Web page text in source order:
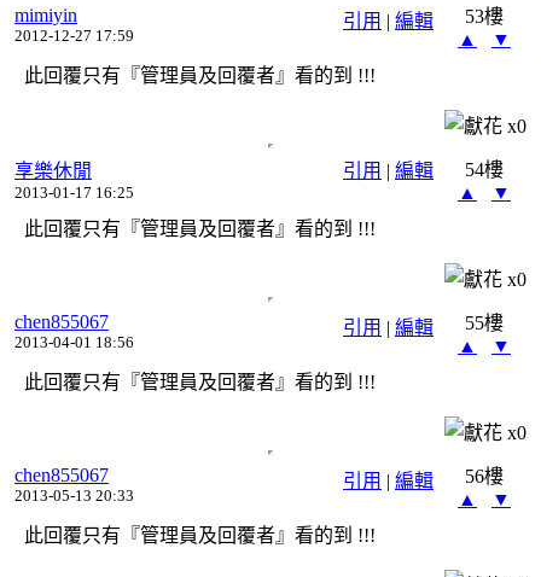
引用 | 編輯
mimiyin
2012-12-27 17:59
53樓
▲
▼
此回覆只有『管理員及回覆者』看的到 !!!
x0
引用 | 編輯
享樂休閒
2013-01-17 16:25
54樓
▲
▼
此回覆只有『管理員及回覆者』看的到 !!!
x0
引用 | 編輯
chen855067
2013-04-01 18:56
55樓
▲
▼
此回覆只有『管理員及回覆者』看的到 !!!
x0
引用 | 編輯
chen855067
2013-05-13 20:33
56樓
▲
▼
此回覆只有『管理員及回覆者』看的到 !!!